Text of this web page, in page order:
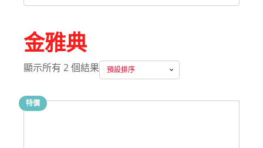
金雅典
顯示所有 2 個結果
特價